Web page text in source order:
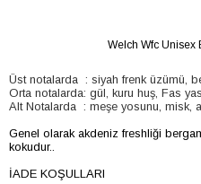
Welch Wfc Unisex
Üst notalarda : siyah frenk üzümü,
Orta notalarda: gül, kuru huş, Fas
Alt Notalarda : meşe yosunu, misk,
Genel olarak akdeniz freshliği
kokudur..
İADE KOŞULLARI